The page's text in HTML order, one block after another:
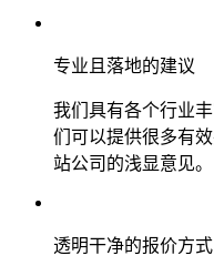
专业且落地的建议
我们具有各个行业
们可以提供很多有
站公司的浅显意见。
透明干净的报价方式